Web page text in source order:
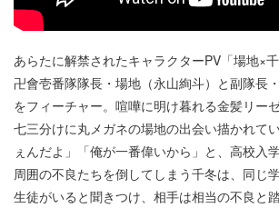
あらたに解禁されたキャラクターPV「場地×
卍會壱番隊隊長・場地（永山絢斗）と副隊長
をフィーチャー。喧嘩に明け暮れる金髪リー
七三分けに丸メガネの場地の出会い描かれて
ぇんだよ」「俺が一番偉いから」と、高校入
周囲の不良たちを倒してしまう千冬は、同じ
生徒がいると聞きつけ、相手は相当の不良と